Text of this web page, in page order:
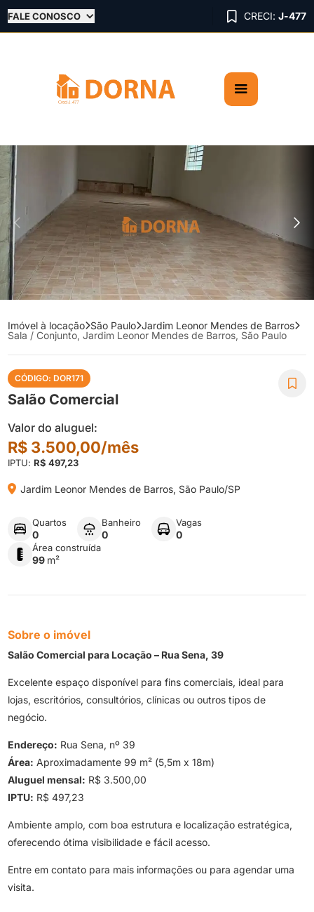
FALE CONOSCO  CRECI: J-477
Imóvel à locação São Paulo Jardim Leonor Mendes de Barros
Sala / Conjunto, Jardim Leonor Mendes de Barros, São Paulo
CÓDIGO: DOR171
Salão Comercial
Valor do aluguel:
R$ 3.500,00/mês
IPTU:R$ 497,23
 Jardim Leonor Mendes de Barros, São Paulo/SP
Quartos
0
Banheiro
0
Vagas
0
Área construída
99 m²

Sobre o imóvel
Salão Comercial para Locação – Rua Sena, 39
Excelente espaço disponível para fins comerciais, ideal para
lojas, escritórios, consultórios, clínicas ou outros tipos de
negócio.
Endereço: Rua Sena, nº 39
Área: Aproximadamente 99 m² (5,5m x 18m)
Aluguel mensal: R$ 3.500,00
IPTU: R$ 497,23
Ambiente amplo, com boa estrutura e localização estratégica,
oferecendo ótima visibilidade e fácil acesso.
Entre em contato para mais informações ou para agendar uma
visita.